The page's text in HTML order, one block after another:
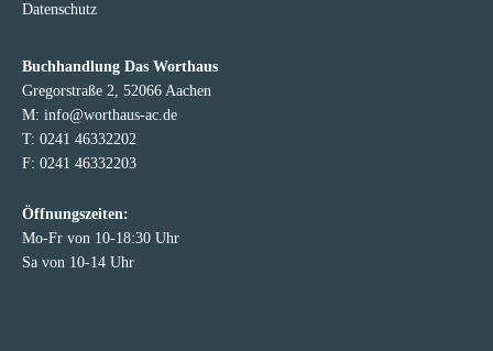
Datenschutz
Buchhandlung Das Worthaus
Gregorstraße 2, 52066 Aachen
M: info@worthaus-ac.de
T: 0241 46332202
F: 0241 46332203
Öffnungszeiten:
Mo-Fr von 10-18:30 Uhr
Sa von 10-14 Uhr